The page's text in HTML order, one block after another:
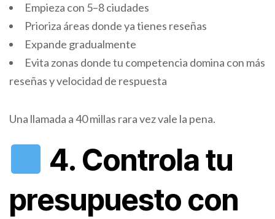
Empieza con 5–8 ciudades
Prioriza áreas donde ya tienes reseñas
Expande gradualmente
Evita zonas donde tu competencia domina con más
reseñas y velocidad de respuesta
Una llamada a 40 millas rara vez vale la pena.
4. Controla tu
presupuesto con